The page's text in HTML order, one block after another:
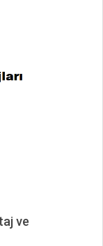
ve